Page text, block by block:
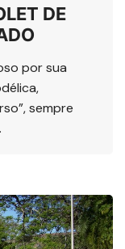
DE
por sua
sempre